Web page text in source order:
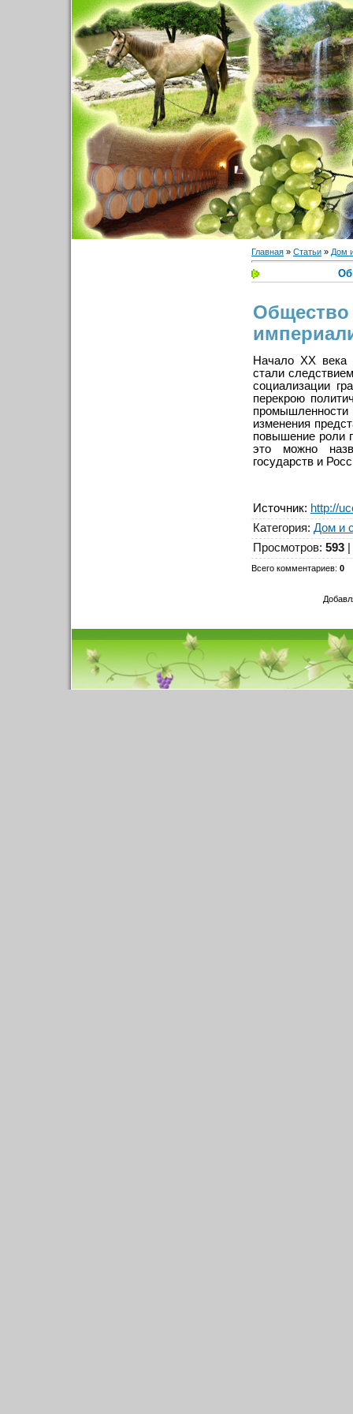
Главная » Статьи » Дом
Начало ХХ века
стали
социализации
перекрою
изменения
повышение роли
это можно
государств и
Источник: http://
Категория: Дом и
Просмотров: 593
Всего комментариев: 0